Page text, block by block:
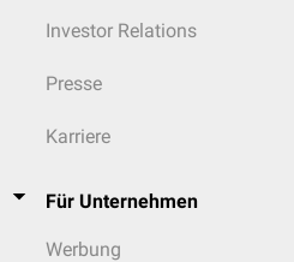
Investor Relations
Presse
Karriere
Für Unternehmen
Werbung